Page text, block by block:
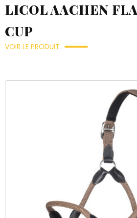
LICOL AACHEN
CUP
VOIR LE PRODUIT